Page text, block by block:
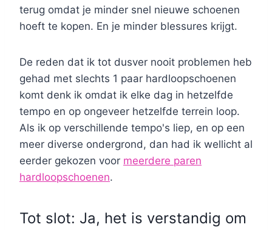
terug omdat je minder snel nieuwe schoenen
hoeft te kopen. En je minder blessures krijgt.
De reden dat ik tot dusver nooit problemen heb
gehad met slechts 1 paar hardloopschoenen
komt denk ik omdat ik elke dag in hetzelfde
tempo en op ongeveer hetzelfde terrein loop.
Als ik op verschillende tempo's liep, en op een
meer diverse ondergrond, dan had ik wellicht al
eerder gekozen voor meerdere paren
hardloopschoenen.
Tot slot: Ja, het is verstandig om